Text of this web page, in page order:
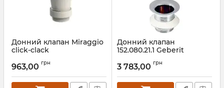
Донний клапан Miraggio
click-clack
963,00 грн
Донний клапан
152.080.21.1 Geberit
3 783,00 грн